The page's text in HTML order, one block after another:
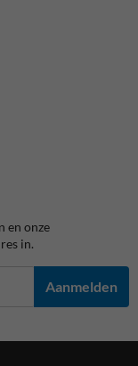
en onze
in.
Aanmelden